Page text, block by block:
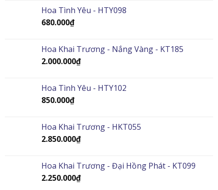
Hoa Tình Yêu - HTY098
680.000₫
Hoa Khai Trương - Nắng Vàng - KT185
2.000.000₫
Hoa Tình Yêu - HTY102
850.000₫
Hoa Khai Trương - HKT055
2.850.000₫
Hoa Khai Trương - Đại Hồng Phát - KT099
2.250.000₫